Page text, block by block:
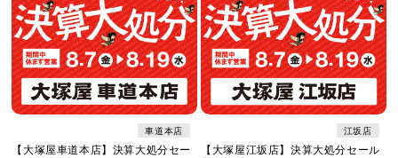
車道本店
【大塚屋車道本店】決算大処分セー
江坂店
【大塚屋江坂店】決算大処分セール